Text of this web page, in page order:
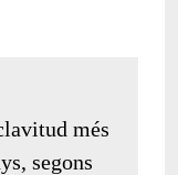
més
segons